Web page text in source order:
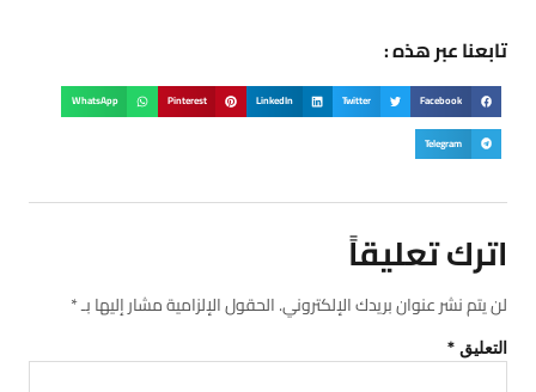
تابعنا عبر هذه :
Facebook
Twitter
LinkedIn
Pinterest
WhatsApp
Telegram
اترك تعليقاً
لن يتم نشر عنوان بريدك الإلكتروني.الحقول الإلزامية مشار إليها بـ*
التعليق *